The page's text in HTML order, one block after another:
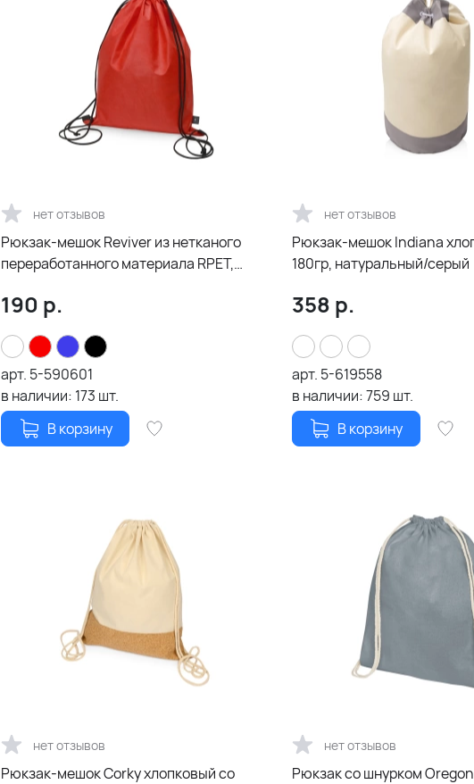
нет отзывов
Рюкзак-мешок Reviver из нетканого
переработанного материала RPET,
190 р.
арт. 5-590601
в наличии: 173 шт.
В корзину
нет отзывов
Рюкзак-мешок Indiana
180гр, натуральный/серый
358 р.
арт. 5-619558
в наличии:759 шт.
В корзину
нет отзывов
Рюкзак-мешок Corky хлопковый со
нет отзывов
Рюкзак со шнурком